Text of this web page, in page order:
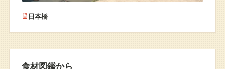
日本橋
食材図鑑から